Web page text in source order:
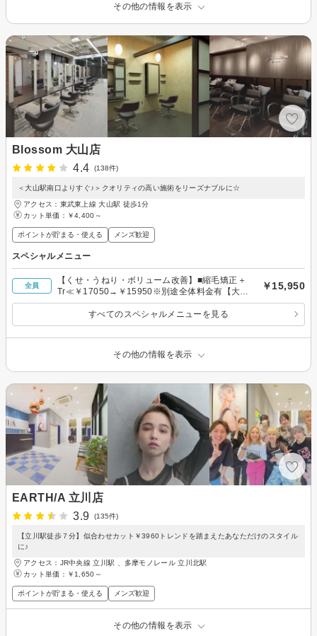
その他の情報を表示
Blossom 大山店
4.4
(138件)
＜大山駅南口よりすぐ♪＞クオリティの高い施術をリーズナブルに☆
アクセス：東武東上線 大山駅 徒歩1分
カット単価： ￥4,400～
ポイントが貯まる・使える メンズ歓迎
スペシャルメニュー
全員
【くせ・うねり・ボリューム改善】■縮毛矯正＋
Tr≪￥17050→￥15950※別途全体料金有【大
山】
￥15,950
すべてのスペシャルメニューを見る
その他の情報を表示
EARTH/A 立川店
3.9
(135件)
【立川駅徒歩７分】似合わせカット￥3960トレンドを踏まえたあなただけのスタイル
に♪
アクセス：JR中央線 立川駅 、多摩モノレール 立川北駅
カット単価： ￥1,650～
ポイントが貯まる・使える メンズ歓迎
その他の情報を表示